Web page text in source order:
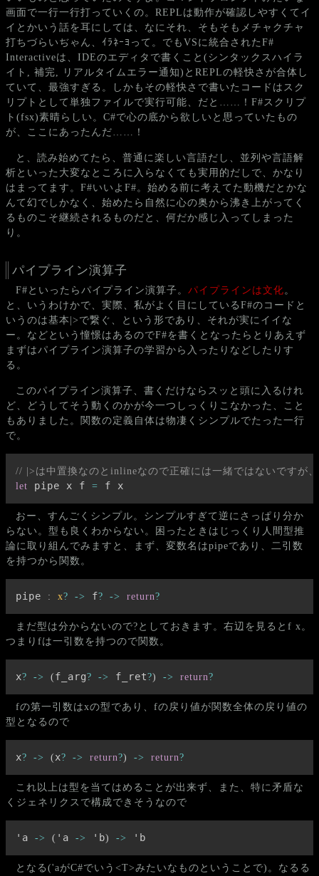
画面で一行一行打っていくの。REPLは動作が確認しやすくてイ
イとかいう話を耳にしては、なにそれ、そもそもメチャクチャ
打ちづらいぢゃん、ｲﾗﾈｰﾖって。でもVSに統合されたF#
Interactiveは、IDEのエディタで書くこと(シンタックスハイラ
イト, 補完, リアルタイムエラー通知)とREPLの軽快さが合体し
ていて、最強すぎる。しかもその軽快さで書いたコードはスク
リプトとして単独ファイルで実行可能、だと……！F#スクリプ
ト(fsx)素晴らしい。C#で心の底から欲しいと思っていたもの
が、ここにあったんだ……！
と、読み始めてたら、普通に楽しい言語だし、並列や言語解
析といった大変なところに入らなくても実用的だしで、かなり
はまってます。F#いいよF#。始める前に考えてた動機だとかな
んて幻でしかなく、始めたら自然に心の奥から沸き上がってく
るものこそ継続されるものだと、何だか感じ入ってしまった
り。
パイプライン演算子
F#といったらパイプライン演算子。 パイプラインは文化 。
と、いうわけかで、実際、私がよく目にしているF#のコードと
いうのは基本|>で繋ぐ、という形であり、それが実にイイな
ー。などという憧憬はあるのでF#を書くとなったらとりあえず
まずはパイプライン演算子の学習から入ったりなどしたりす
る。
このパイプライン演算子、書くだけならスッと頭に入るけれ
ど、どうしてそう動くのかが今一つしっくりこなかった、こと
もありました。関数の定義自体は物凄くシンプルでたった一行
で。
// |>は中置換なのとinlineなので正確には一緒ではないですが
let pipe x f = f x
おー、すんごくシンプル。シンプルすぎて逆にさっぱり分か
らない。型も良くわからない。困ったときはじっくり人間型推
論に取り組んでみますと、まず、変数名はpipeであり、二引数
を持つから関数。
pipe : x? -> f? -> return?
まだ型は分からないので?としておきます。右辺を見るとf x。
つまりfは一引数を持つので関数。
x? -> ( f_arg? -> f_ret?) -> return?
fの第一引数はxの型であり、fの戻り値が関数全体の戻り値の
型となるので
x? -> ( x? -> return?) -> return?
これ以上は型を当てはめることが出来ず、また、特に矛盾な
くジェネリクスで構成できそうなので
'a -> ( 'a -> 'b) -> 'b
となる('aがC#でいう<T>みたいなものということで)。なるる